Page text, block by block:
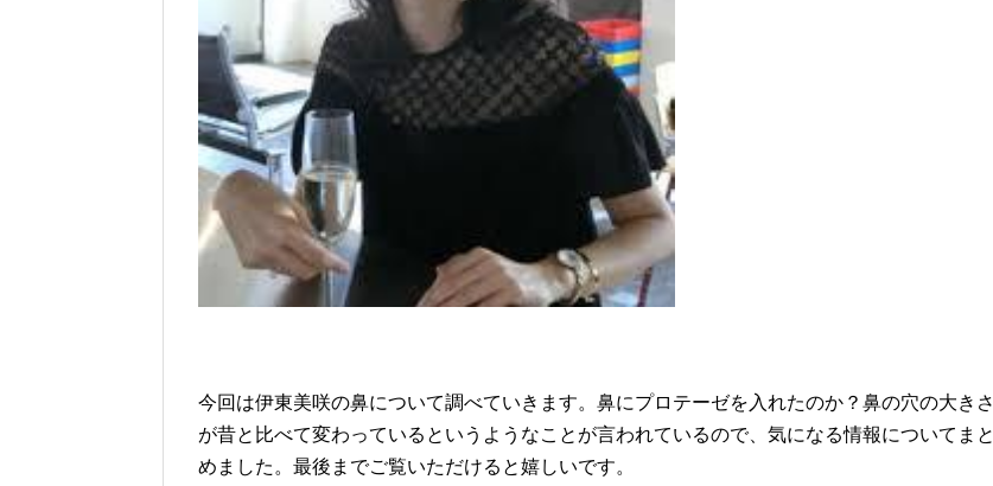
今回は伊東美咲の鼻について調べていきます。鼻にプロテーゼを入れたのか？鼻の穴の大きさ
が昔と比べて変わっているというようなことが言われているので、気になる情報についてまと
めました。最後までご覧いただけると嬉しいです。